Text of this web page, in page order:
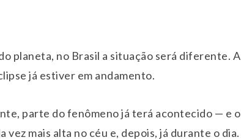
planeta, no Brasil a situação será diferente. A
já estiver em andamento.
parte do fenômeno já terá acontecido — e o
mais alta no céu e, depois, já durante o dia.